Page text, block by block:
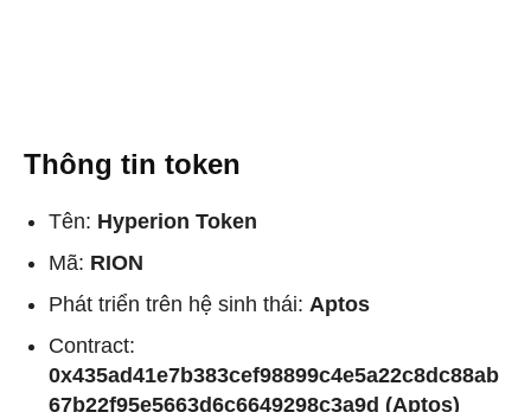
Thông tin token
Tên: Hyperion Token
Mã: RION
Phát triển trên hệ sinh thái: Aptos
Contract:
0x435ad41e7b383cef98899c4e5a22c8dc88ab
67b22f95e5663d6c6649298c3a9d (Aptos)